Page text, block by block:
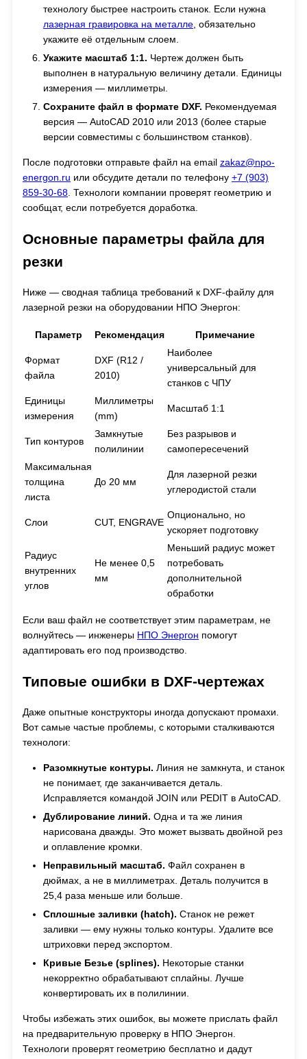
технологу быстрее настроить станок. Если нужна
лазерная гравировка на металле, обязательно
укажите её отдельным слоем.
Укажите масштаб 1:1. Чертеж должен быть
выполнен в натуральную величину детали. Единицы
измерения — миллиметры.
Сохраните файл в формате DXF. Рекомендуемая
версия — AutoCAD 2010 или 2013 (более старые
версии совместимы с большинством станков).
После подготовки отправьте файл на email zakaz@npo-
energon.ru или обсудите детали по телефону +7 (903)
859-30-68. Технологи компании проверят геометрию и
сообщат, если потребуется доработка.
Основные параметры файла для
резки
Ниже — сводная таблица требований к DXF-файлу для
лазерной резки на оборудовании НПО Энергон:
Параметр Рекомендация Примечание
Формат
файла
DXF (R12 /
2010)
Наиболее
универсальный для
станков с ЧПУ
Единицы
измерения
Миллиметры
(mm)
Масштаб 1:1
Тип контуров
Замкнутые
полилинии
Без разрывов и
самопересечений
Максимальная
толщина
листа
До 20 мм
Для лазерной резки
углеродистой стали
Слои CUT, ENGRAVE
Опционально, но
ускоряет подготовку
Радиус
внутренних
углов
Не менее 0,5
мм
Меньший радиус может
потребовать
дополнительной
обработки
Если ваш файл не соответствует этим параметрам, не
волнуйтесь — инженеры НПО Энергон помогут
адаптировать его под производство.
Типовые ошибки в DXF-чертежах
Даже опытные конструкторы иногда допускают промахи.
Вот самые частые проблемы, с которыми сталкиваются
технологи:
Разомкнутые контуры. Линия не замкнута, и станок
не понимает, где заканчивается деталь.
Исправляется командой JOIN или PEDIT в AutoCAD.
Дублирование линий. Одна и та же линия
нарисована дважды. Это может вызвать двойной рез
и оплавление кромки.
Неправильный масштаб. Файл сохранен в
дюймах, а не в миллиметрах. Деталь получится в
25,4 раза меньше или больше.
Сплошные заливки (hatch). Станок не режет
заливки — ему нужны только контуры. Удалите все
штриховки перед экспортом.
Кривые Безье (splines). Некоторые станки
некорректно обрабатывают сплайны. Лучше
конвертировать их в полилинии.
Чтобы избежать этих ошибок, вы можете прислать файл
на предварительную проверку в НПО Энергон.
Технологи проверят геометрию бесплатно и дадут